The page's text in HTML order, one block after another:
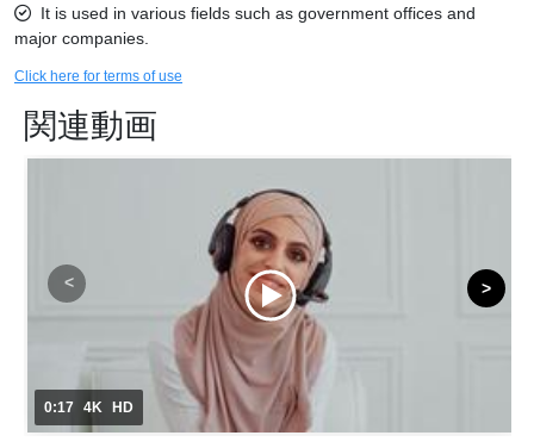
It is used in various fields such as government offices and
major companies.
Click here for terms of use
関連動画
0:17 4K HD